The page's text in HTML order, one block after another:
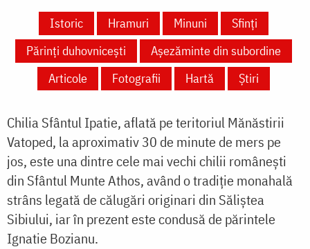
Istoric Hramuri Minuni
Sfinți
Părinți duhovnicești
Așezăminte din subordine
Articole
Fotografii Hartă Știri
Chilia Sfântul Ipatie, aflată pe teritoriul Mănăstirii
Vatoped, la aproximativ 30 de minute de mers pe
jos, este una dintre cele mai vechi chilii românești
din Sfântul Munte Athos, având o tradiție monahală
strâns legată de călugări originari din Săliștea
Sibiului, iar în prezent este condusă de părintele
Ignatie Bozianu.